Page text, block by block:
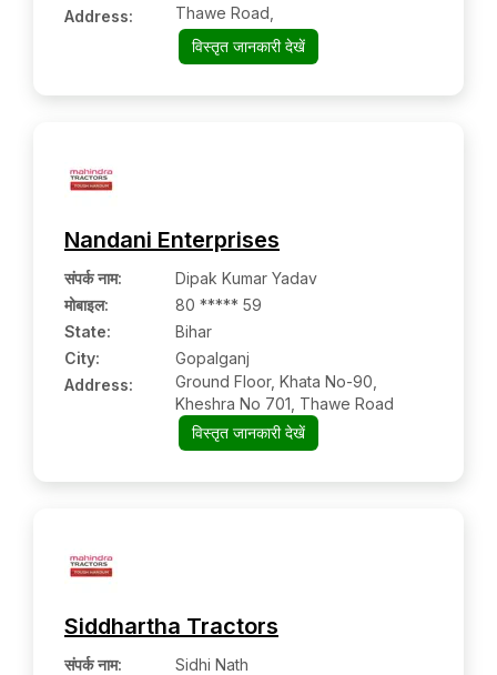
Address:
Thawe Road,
विस्तृत जानकारी देखें
Nandani Enterprises
संपर्क नाम:
Dipak Kumar Yadav
मोबाइल:
80 ***** 59
State:
Bihar
City:
Gopalganj
Address:
Ground Floor, Khata No-90,
Kheshra No 701, Thawe Road
विस्तृत जानकारी देखें
Siddhartha Tractors
संपर्क नाम:
Sidhi Nath